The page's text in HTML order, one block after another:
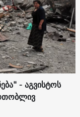
- აგვისტოს